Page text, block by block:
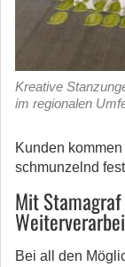
Kreative
im regionalen
Kunden kommen
schmunzelnd
Mit
Bei all den